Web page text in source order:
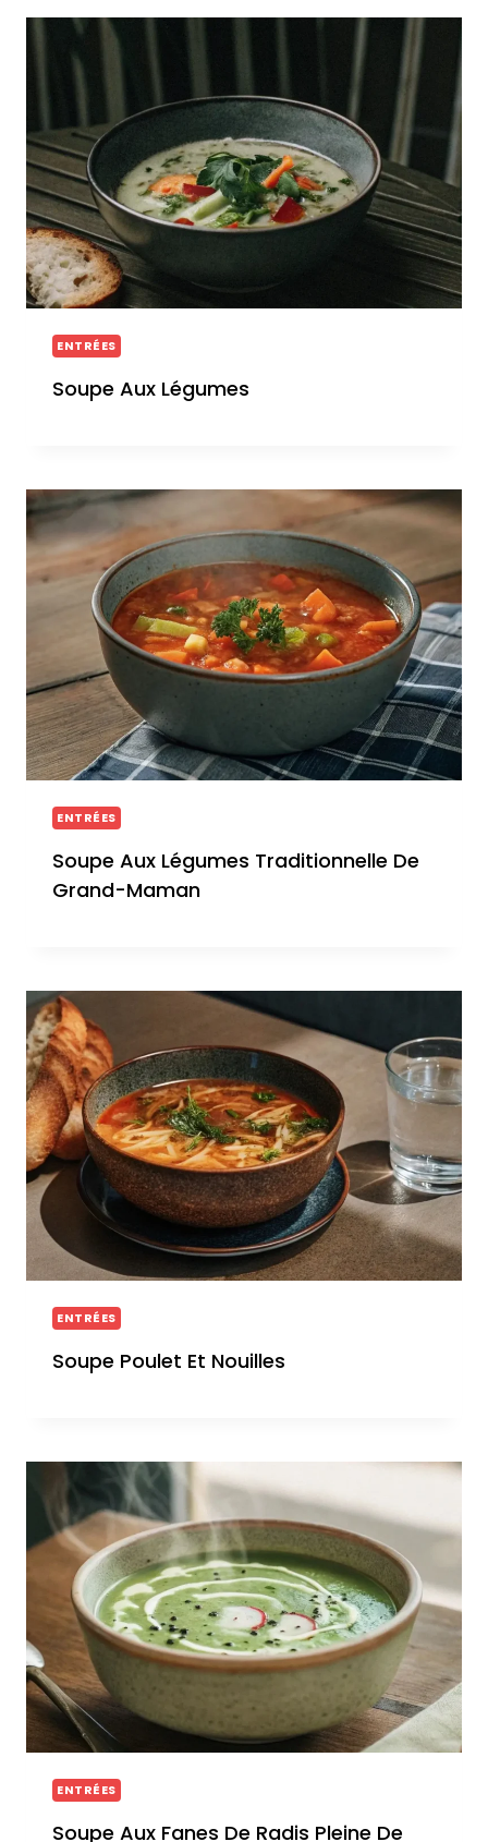
ENTRÉES
Soupe Aux Légumes
ENTRÉES
Soupe Aux Légumes Traditionnelle De
Grand-Maman
ENTRÉES
Soupe Poulet Et Nouilles
ENTRÉES
Soupe Aux Fanes De Radis Pleine De